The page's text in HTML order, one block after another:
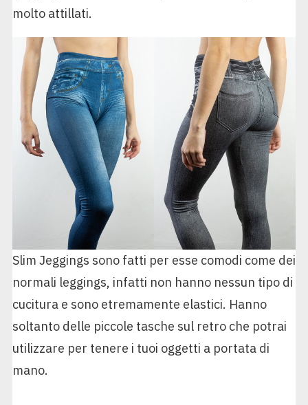
molto attillati.
Slim Jeggings sono fatti per esse comodi come dei
normali leggings, infatti non hanno nessun tipo di
cucitura e sono etremamente elastici. Hanno
soltanto delle piccole tasche sul retro che potrai
utilizzare per tenere i tuoi oggetti a portata di
mano.